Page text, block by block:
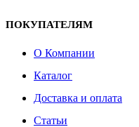
ПОКУПАТЕЛЯМ
О Компании
Каталог
Доставка и оплата
Статьи